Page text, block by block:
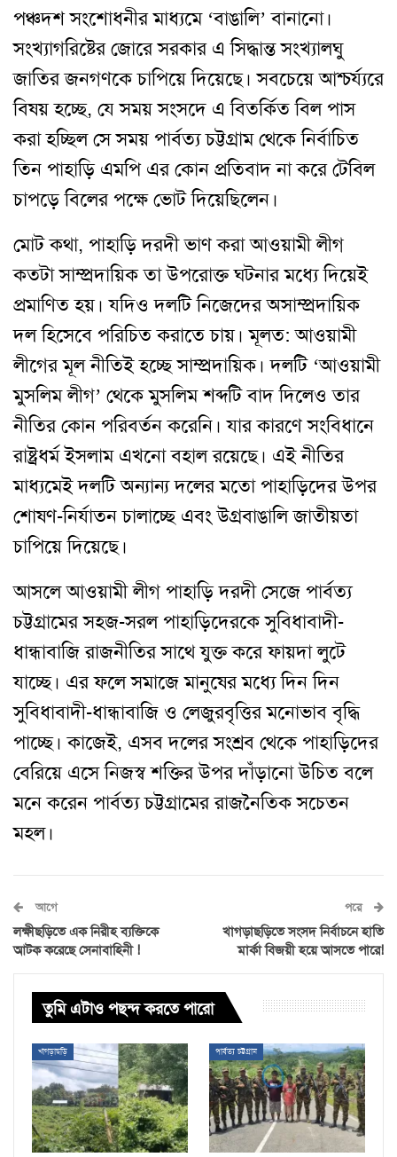
পঞ্চদশ সংশোধনীর মাধ্যমে ‘বাঙালি’ বানানো।
সংখ্যাগরিষ্টের জোরে সরকার এ সিদ্ধান্ত সংখ্যালঘু
জাতির জনগণকে চাপিয়ে দিয়েছে। সবচেয়ে আশ্চর্য্যরে
বিষয় হচ্ছে, যে সময় সংসদে এ বিতর্কিত বিল পাস
করা হচ্ছিল সে সময় পার্বত্য চট্টগ্রাম থেকে নির্বাচিত
তিন পাহাড়ি এমপি এর কোন প্রতিবাদ না করে টেবিল
চাপড়ে বিলের পক্ষে ভোট দিয়েছিলেন।
মোট কথা, পাহাড়ি দরদী ভাণ করা আওয়ামী লীগ
কতটা সাম্প্রদায়িক তা উপরোক্ত ঘটনার মধ্যে দিয়েই
প্রমাণিত হয়। যদিও দলটি নিজেদের অসাম্প্রদায়িক
দল হিসেবে পরিচিত করাতে চায়। মূলত: আওয়ামী
লীগের মূল নীতিই হচ্ছে সাম্প্রদায়িক। দলটি ‘আওয়ামী
মুসলিম লীগ’ থেকে মুসলিম শব্দটি বাদ দিলেও তার
নীতির কোন পরিবর্তন করেনি। যার কারণে সংবিধানে
রাষ্ট্রধর্ম ইসলাম এখনো বহাল রয়েছে। এই নীতির
মাধ্যমেই দলটি অন্যান্য দলের মতো পাহাড়িদের উপর
শোষণ-নির্যাতন চালাচ্ছে এবং উগ্রবাঙালি জাতীয়তা
চাপিয়ে দিয়েছে।
আসলে আওয়ামী লীগ পাহাড়ি দরদী সেজে পার্বত্য
চট্টগ্রামের সহজ-সরল পাহাড়িদেরকে সুবিধাবাদী-
ধান্ধাবাজি রাজনীতির সাথে যুক্ত করে ফায়দা লুটে
যাচ্ছে। এর ফলে সমাজে মানুষের মধ্যে দিন দিন
সুবিধাবাদী-ধান্ধাবাজি ও লেজুরবৃত্তির মনোভাব বৃদ্ধি
পাচ্ছে। কাজেই, এসব দলের সংশ্রব থেকে পাহাড়িদের
বেরিয়ে এসে নিজস্ব শক্তির উপর দাঁড়ানো উচিত বলে
মনে করেন পার্বত্য চট্টগ্রামের রাজনৈতিক সচেতন
মহল।
আগে
লক্ষীছড়িতে এক নিরীহ ব্যক্তিকে
আটক করেছে সেনাবাহিনী !
পরে
খাগড়াছড়িতে সংসদ নির্বাচনে হাতি
মার্কা বিজয়ী হয়ে আসতে পারে!
তুমি এটাও পছন্দ করতে পারো
খাগড়াছড়ি পার্বত্য চট্টগ্রাম